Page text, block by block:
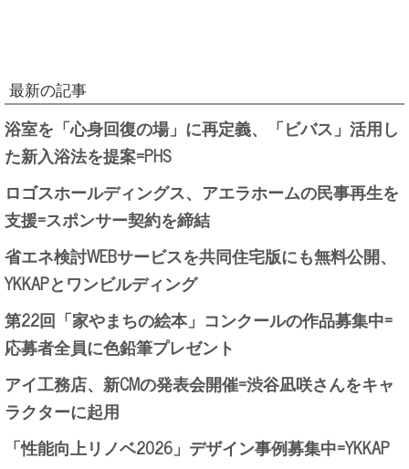
最新の記事
浴室を「心身回復の場」に再定義、「ビバス」活用し
た新入浴法を提案=PHS
ロゴスホールディングス、アエラホームの民事再生を
支援=スポンサー契約を締結
省エネ検討WEBサービスを共同住宅版にも無料公開、
YKKAPとワンビルディング
第22回「家やまちの絵本」コンクールの作品募集中=
応募者全員に色鉛筆プレゼント
アイ工務店、新CMの発表会開催=渋谷凪咲さんをキャ
ラクターに起用
「性能向上リノベ2026」デザイン事例募集中=YKKAP